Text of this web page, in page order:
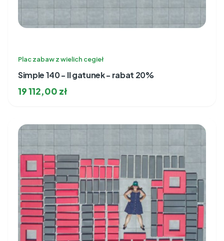
Plac zabaw z wielich cegieł
Simple 140 - II gatunek - rabat 20%
19 112,00 zł